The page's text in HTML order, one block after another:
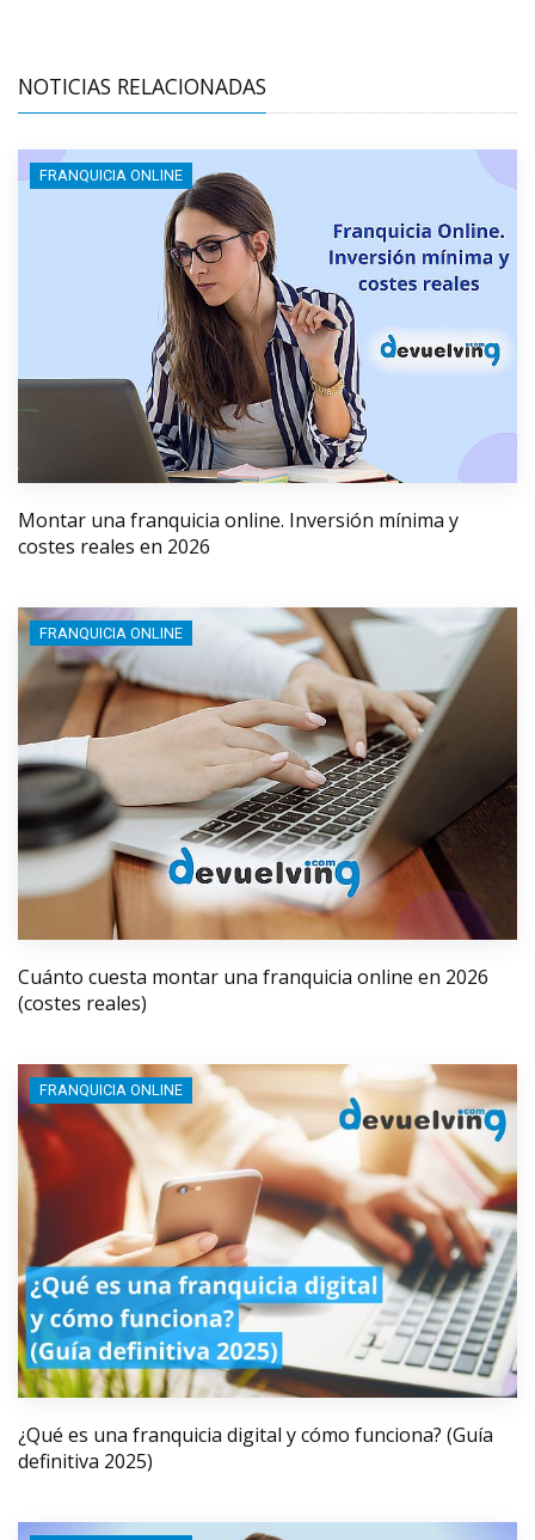
NOTICIAS RELACIONADAS
FRANQUICIA ONLINE
Montar una franquicia online. Inversión mínima y
costes reales en 2026
FRANQUICIA ONLINE
Cuánto cuesta montar una franquicia online en 2026
(costes reales)
FRANQUICIA ONLINE
¿Qué es una franquicia digital y cómo funciona? (Guía
definitiva 2025)